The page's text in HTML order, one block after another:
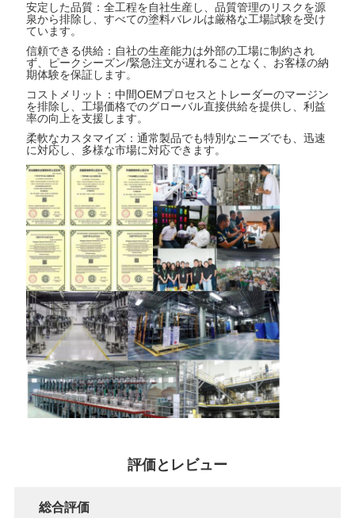
安定した品質：全工程を自社生産し、品質管理のリスクを源
泉から排除し、すべての塗料バレルは厳格な工場試験を受け
ています。
信頼できる供給：自社の生産能力は外部の工場に制約され
ず、ピークシーズン/緊急注文が遅れることなく、お客様の納
期体験を保証します。
コストメリット：中間OEMプロセスとトレーダーのマージン
を排除し、工場価格でのグローバル直接供給を提供し、利益
率の向上を支援します。
柔軟なカスタマイズ：通常製品でも特別なニーズでも、迅速
に対応し、多様な市場に対応できます。
評価とレビュー
総合評価